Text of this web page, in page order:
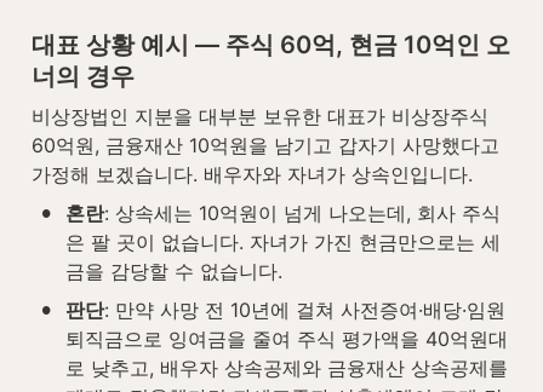
대표 상황 예시 — 주식 60억, 현금 10억인 오
너의 경우
비상장법인 지분을 대부분 보유한 대표가 비상장주식
60억원, 금융재산 10억원을 남기고 갑자기 사망했다고
가정해 보겠습니다. 배우자와 자녀가 상속인입니다.
• 혼란: 상속세는 10억원이 넘게 나오는데, 회사 주식
은 팔 곳이 없습니다. 자녀가 가진 현금만으로는 세
금을 감당할 수 없습니다.
• 판단: 만약 사망 전 10년에 걸쳐 사전증여·배당·임원
퇴직금으로 잉여금을 줄여 주식 평가액을 40억원대
로 낮추고, 배우자 상속공제와 금융재산 상속공제를